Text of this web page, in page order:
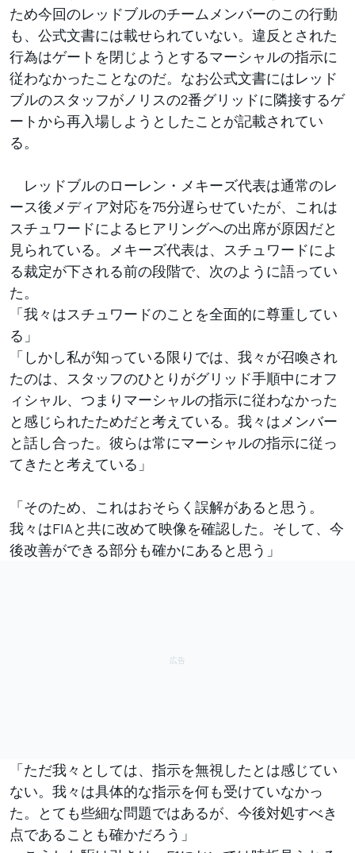
ため今回のレッドブルのチームメンバーのこの行動
も、公式文書には載せられていない。違反とされた
行為はゲートを閉じようとするマーシャルの指示に
従わなかったことなのだ。なお公式文書にはレッド
ブルのスタッフがノリスの2番グリッドに隣接するゲ
ートから再入場しようとしたことが記載されてい
る。
レッドブルのローレン・メキーズ代表は通常のレ
ース後メディア対応を75分遅らせていたが、これは
スチュワードによるヒアリングへの出席が原因だと
見られている。メキーズ代表は、スチュワードによ
る裁定が下される前の段階で、次のように語ってい
た。
「我々はスチュワードのことを全面的に尊重してい
る」
「しかし私が知っている限りでは、我々が召喚され
たのは、スタッフのひとりがグリッド手順中にオフ
ィシャル、つまりマーシャルの指示に従わなかった
と感じられたためだと考えている。我々はメンバー
と話し合った。彼らは常にマーシャルの指示に従っ
てきたと考えている」
「そのため、これはおそらく誤解があると思う。
我々はFIAと共に改めて映像を確認した。そして、今
後改善ができる部分も確かにあると思う」
「ただ我々としては、指示を無視したとは感じてい
ない。我々は具体的な指示を何も受けていなかっ
た。とても些細な問題ではあるが、今後対処すべき
点であることも確かだろう」